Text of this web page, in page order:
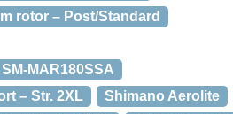
rotor – Post/Standard
MAR180SSA
– Str. 2XL
Shimano Aerolite